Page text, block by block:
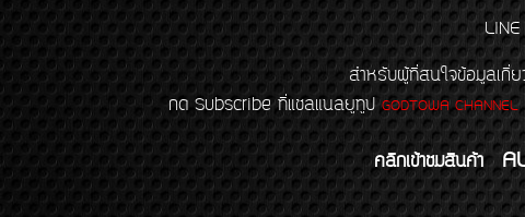
LINE
สำหรับผู้ที่สนใจข้อมูลเกี่
กด Subscribe ที่แชลแนลยูทูปGODTOWA CHANNEL
คลิกเข้าชมสินค้า